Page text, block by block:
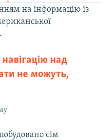
на інформацію із
над
не можуть,
сім